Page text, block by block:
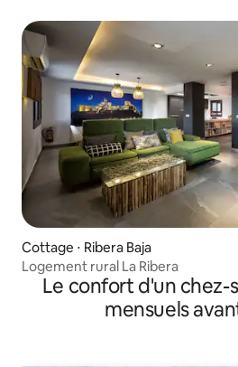
Cottage ⋅ Ribera Baja
Logement rural La Ribera
Le confort d'un chez-
mensuels